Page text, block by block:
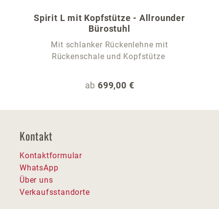
Spirit L mit Kopfstütze - Allrounder
Bürostuhl
Mit schlanker Rückenlehne mit
Rückenschale und Kopfstütze
Regulärer Preis:
ab 699,00 €
Kontakt
Kontaktformular
WhatsApp
Über uns
Verkaufsstandorte